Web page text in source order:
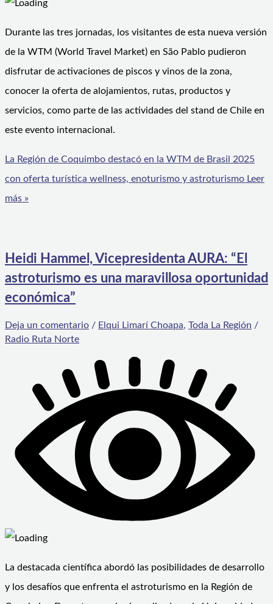
Durante las tres jornadas, los visitantes de esta nueva versión
de la WTM (World Travel Market) en São Pablo pudieron
disfrutar de activaciones de piscos y vinos de la zona,
conocer la oferta de alojamientos, rutas, productos y
servicios, como parte de las actividades del stand de Chile en
este evento internacional.
La Región de Coquimbo destacó en la WTM de Brasil 2025
con oferta turística wellness, enoturismo y astroturismo Leer
más »
Heidi Hammel, Vicepresidenta AURA: “El
astroturismo es una maravillosa oportunidad
económica”
Deja un comentario / Elqui Limarí Choapa, Toda La Región /
Radio Ruta Norte
La destacada científica abordó las posibilidades de desarrollo
y los desafíos que enfrenta el astroturismo en la Región de